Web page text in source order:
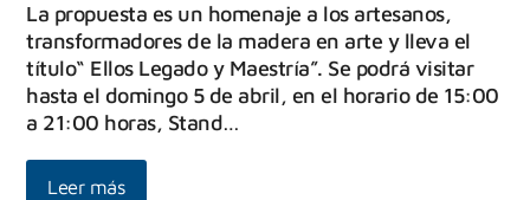
La propuesta es un homenaje a los artesanos,
transformadores de la madera en arte y lleva el
título“ Ellos Legado y Maestría”. Se podrá visitar
hasta el domingo 5 de abril, en el horario de 15:00
a 21:00 horas, Stand…
Leer más